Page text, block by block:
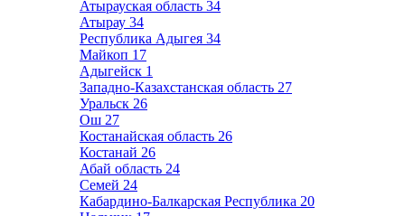
Атырауская область 34
Атырау 34
Республика Адыгея 34
Майкоп 17
Адыгейск 1
Западно-Казахстанская область 27
Уральск 26
Ош 27
Костанайская область 26
Костанай 26
Абай область 24
Семей 24
Кабардино-Балкарская Республика 20